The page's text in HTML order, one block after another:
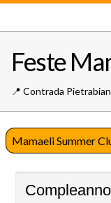
Feste
📍️ Contrada
Mamaeli Summer